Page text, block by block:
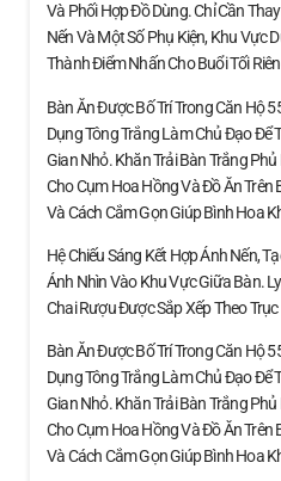
Và Phối Hợp Đồ Dùng. Chỉ Cần
Nến Và Một Số Phụ Kiện, Khu Vực
Thành Điểm Nhấn Cho Buổi Tối
Bàn Ăn Được Bố Trí Trong Căn Hộ
Dụng Tông Trắng Làm Chủ Đạo Để
Gian Nhỏ. Khăn Trải Bàn Trắng
Cho Cụm Hoa Hồng Và Đồ Ăn Trên
Và Cách Cắm Gọn Giúp Bình Hoa
Hệ Chiếu Sáng Kết Hợp Ánh Nến,
Ánh Nhìn Vào Khu Vực Giữa Bàn.
Chai Rượu Được Sắp Xếp Theo Trục
Bàn Ăn Được Bố Trí Trong Căn Hộ
Dụng Tông Trắng Làm Chủ Đạo Để
Gian Nhỏ. Khăn Trải Bàn Trắng
Cho Cụm Hoa Hồng Và Đồ Ăn Trên
Và Cách Cắm Gọn Giúp Bình Hoa